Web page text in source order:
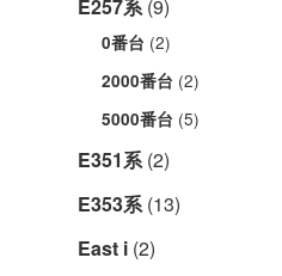
E257系(9)
0番台 (2)
2000番台 (2)
5000番台 (5)
E351系(2)
E353系(13)
East i (2)